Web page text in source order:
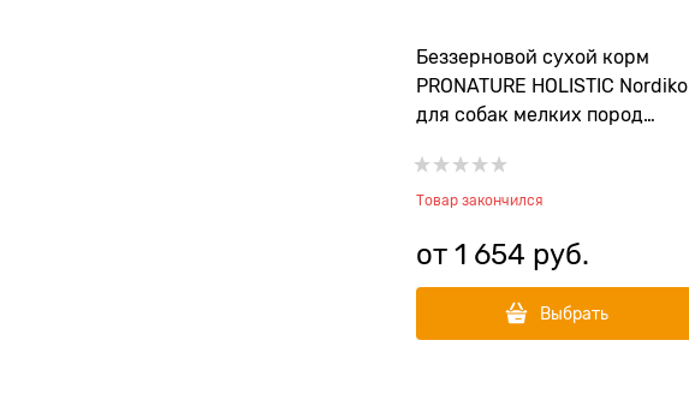
Беззерновой сухой корм
PRONATURE HOLISTIC Nordiko
для собак мелких пород
и чечевицей"
Товар закончился
от 1 654 руб.
Выбрать